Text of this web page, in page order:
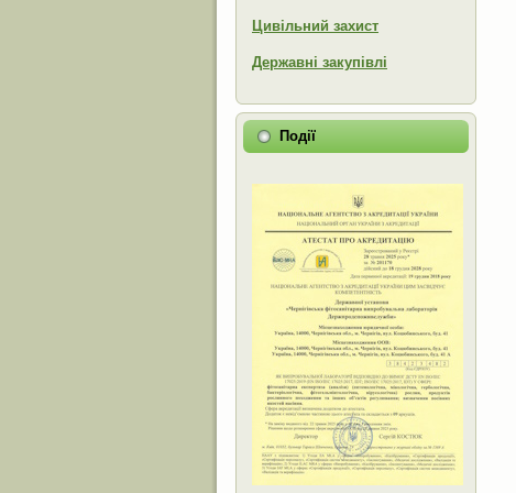
Цивільний захист
Державні закупівлі
Події